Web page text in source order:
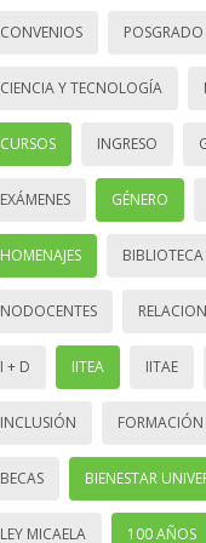
CONVENIOS POSGRADO
CIENCIA Y TECNOLOGÍA
CURSOS INGRESO
EXÁMENES GÉNERO
HOMENAJES BIBLIOTECA
NODOCENTES
I + D IITEA IITAE
INCLUSIÓN FORMACIÓN
BECAS BIENESTAR
LEY MICAELA 100 AÑOS